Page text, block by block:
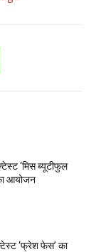
‘मिस ब्यूटीफुल
आयोजन
‘फ्रेश फेस’ का